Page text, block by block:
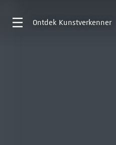
Ontdek Kunstverkenner